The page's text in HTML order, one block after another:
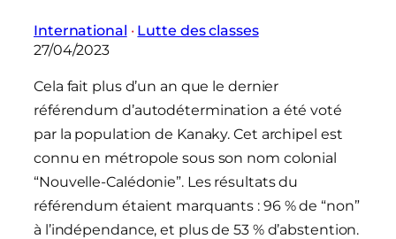
International · Lutte des classes
27/04/2023
Cela fait plus d’un an que le dernier
référendum d’autodétermination a été voté
par la population de Kanaky. Cet archipel est
connu en métropole sous son nom colonial
“Nouvelle-Calédonie”. Les résultats du
référendum étaient marquants : 96 % de “non”
à l’indépendance, et plus de 53 % d’abstention.